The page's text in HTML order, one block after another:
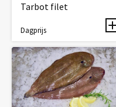
Tarbot filet
Dagprijs